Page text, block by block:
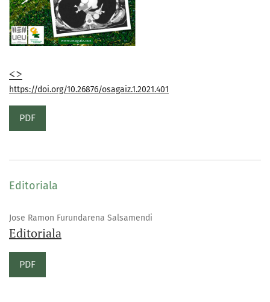
<>
https://doi.org/10.26876/osagaiz.1.2021.401
PDF
Editoriala
Jose Ramon Furundarena Salsamendi
Editoriala
PDF